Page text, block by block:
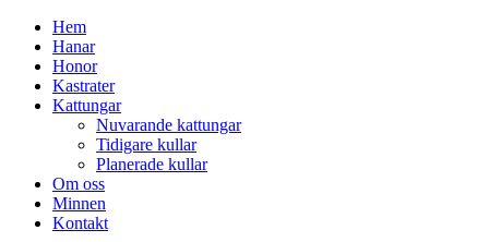
Hem
Hanar
Honor
Kastrater
Kattungar
Nuvarande kattungar
Tidigare kullar
Planerade kullar
Om oss
Minnen
Kontakt